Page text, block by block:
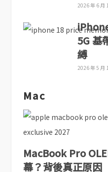
2026 年 6 月
5G 基
縛
2026 年 5 月
Mac
MacBook Pro
幕？背後真正原因